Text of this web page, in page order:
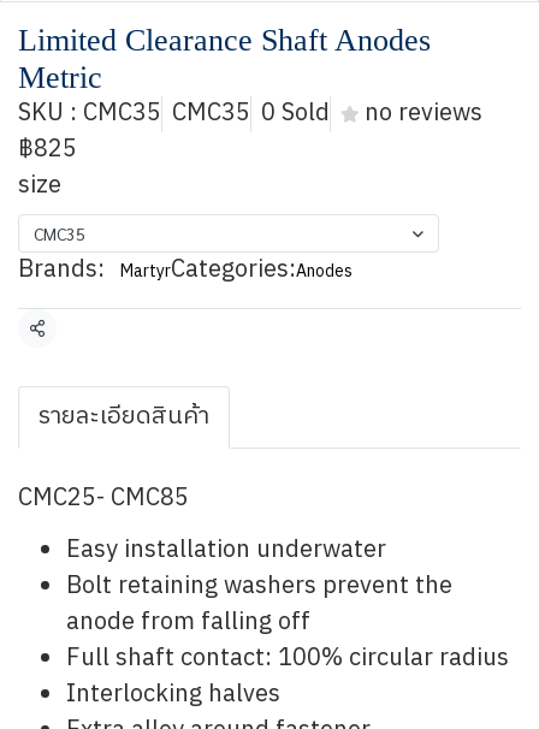
Limited Clearance Shaft Anodes
Metric
SKU : CMC35 CMC35 0 Sold
no reviews
฿825
size
CMC35
Brands: MartyrCategories:Anodes
Share
รายละเอียดสินค้า
CMC25- CMC85
Easy installation underwater
Bolt retaining washers prevent the
anode from falling off
Full shaft contact: 100% circular radius
Interlocking halves